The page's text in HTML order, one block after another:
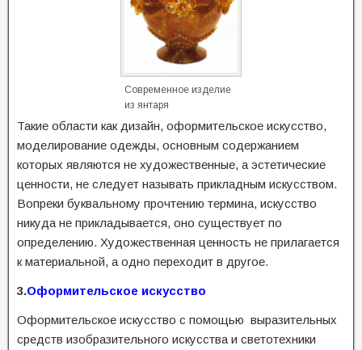
Современное изделие
из янтаря
Такие области как дизайн, оформительское искусство,
моделирование одежды, основным содержанием
которых являются не художественные, а эстетические
ценности, не следует называть прикладным искусством.
Вопреки буквальному прочтению термина, искусство
никуда не прикладывается, оно существует по
определению. Художественная ценность не прилагается
к материальной, а одно переходит в другое.
3.Оформительское искусство
Оформительское искусство с помощью выразительных
средств изобразительного искусства и светотехники